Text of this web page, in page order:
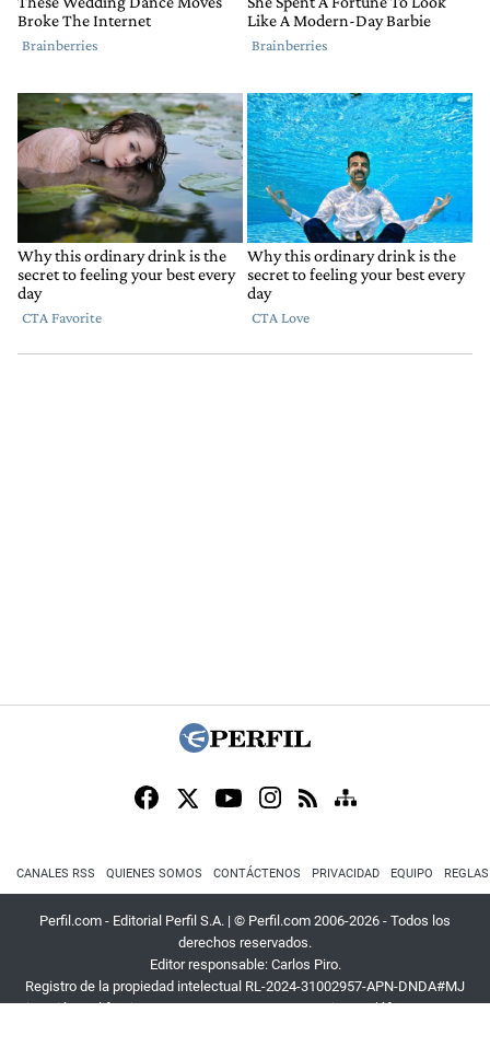
CANALES RSS QUIENES SOMOS CONTÁCTENOS PRIVACIDAD EQUIPO
Perfil.com - Editorial Perfil S.A. | © Perfil.com 2006-2026 - Todos los
derechos reservados.
Editor responsable: Carlos Piro.
Registro de la propiedad intelectual RL-2024-31002957-APN-DNDA#MJ
Dirección:California 2715,C1289ABI,CABA, Argentina| Teléfono:+54 9 11